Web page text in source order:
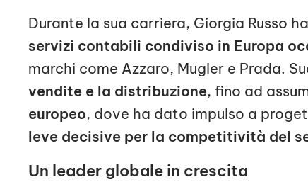
Durante la sua carriera, Giorgia Russo
servizi contabili condiviso in Europa
marchi come Azzaro, Mugler e Prada.
vendite e la distribuzione, fino ad
europeo, dove ha dato impulso a
leve decisive per la competitività del
Un leader globale in crescita